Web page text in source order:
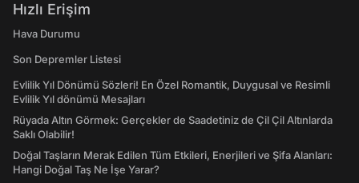
Hızlı Erişim
Hava Durumu
Son Depremler Listesi
Evlilik Yıl Dönümü Sözleri! En Özel Romantik, Duygusal ve Resimli
Evlilik Yıl dönümü Mesajları
Rüyada Altın Görmek: Gerçekler de Saadetiniz de Çil Çil Altınlarda
Saklı Olabilir!
Doğal Taşların Merak Edilen Tüm Etkileri, Enerjileri ve Şifa Alanları:
Hangi Doğal Taş Ne İşe Yarar?